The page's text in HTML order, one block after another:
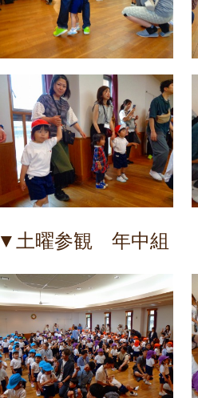
▼土曜参観 年中組